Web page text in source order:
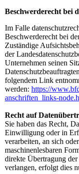
Beschwerderecht bei
Im Falle
Beschwerderecht bei
Zuständige
der
Unternehmen seinen
folgendem Link
werden: https://
anschriften_links-
Recht auf
Sie haben das Recht,
Einwilligung oder in
verarbeiten, an sich
maschinenlesbaren
direkte Übertragung
verlangen, erfolgt dies